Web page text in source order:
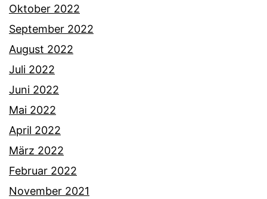
Oktober 2022
September 2022
August 2022
Juli 2022
Juni 2022
Mai 2022
April 2022
März 2022
Februar 2022
November 2021